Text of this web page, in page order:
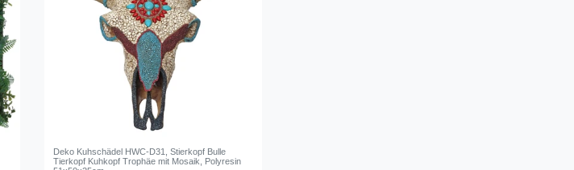
Deko Kuhschädel HWC-D31, Stierkopf Bulle
Tierkopf Kuhkopf Trophäe mit Mosaik, Polyresin